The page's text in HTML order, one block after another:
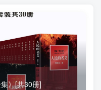
集》[共30册]